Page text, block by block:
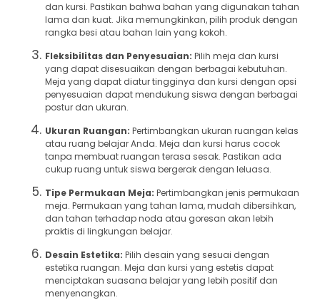
dan kursi. Pastikan bahwa bahan yang digunakan tahan
lama dan kuat. Jika memungkinkan, pilih produk dengan
rangka besi atau bahan lain yang kokoh.
Fleksibilitas dan Penyesuaian: Pilih meja dan kursi
yang dapat disesuaikan dengan berbagai kebutuhan.
Meja yang dapat diatur tingginya dan kursi dengan opsi
penyesuaian dapat mendukung siswa dengan berbagai
postur dan ukuran.
Ukuran Ruangan: Pertimbangkan ukuran ruangan kelas
atau ruang belajar Anda. Meja dan kursi harus cocok
tanpa membuat ruangan terasa sesak. Pastikan ada
cukup ruang untuk siswa bergerak dengan leluasa.
Tipe Permukaan Meja: Pertimbangkan jenis permukaan
meja. Permukaan yang tahan lama, mudah dibersihkan,
dan tahan terhadap noda atau goresan akan lebih
praktis di lingkungan belajar.
Desain Estetika: Pilih desain yang sesuai dengan
estetika ruangan. Meja dan kursi yang estetis dapat
menciptakan suasana belajar yang lebih positif dan
menyenangkan.